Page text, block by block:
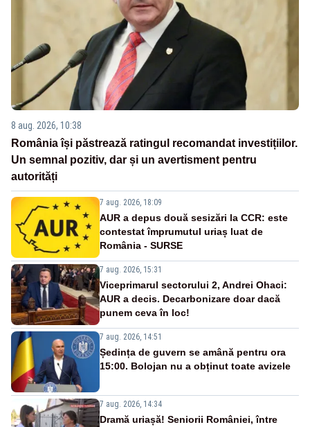
8 aug. 2026, 10:38
România își păstrează ratingul recomandat investițiilor.
Un semnal pozitiv, dar și un avertisment pentru
autorități
7 aug. 2026, 18:09
AUR a depus două sesizări la CCR: este
contestat împrumutul uriaș luat de
România - SURSE
7 aug. 2026, 15:31
Viceprimarul sectorului 2, Andrei Ohaci:
AUR a decis. Decarbonizare doar dacă
punem ceva în loc!
7 aug. 2026, 14:51
Ședința de guvern se amână pentru ora
15:00. Bolojan nu a obținut toate avizele
7 aug. 2026, 14:34
Dramă uriașă! Seniorii României, între